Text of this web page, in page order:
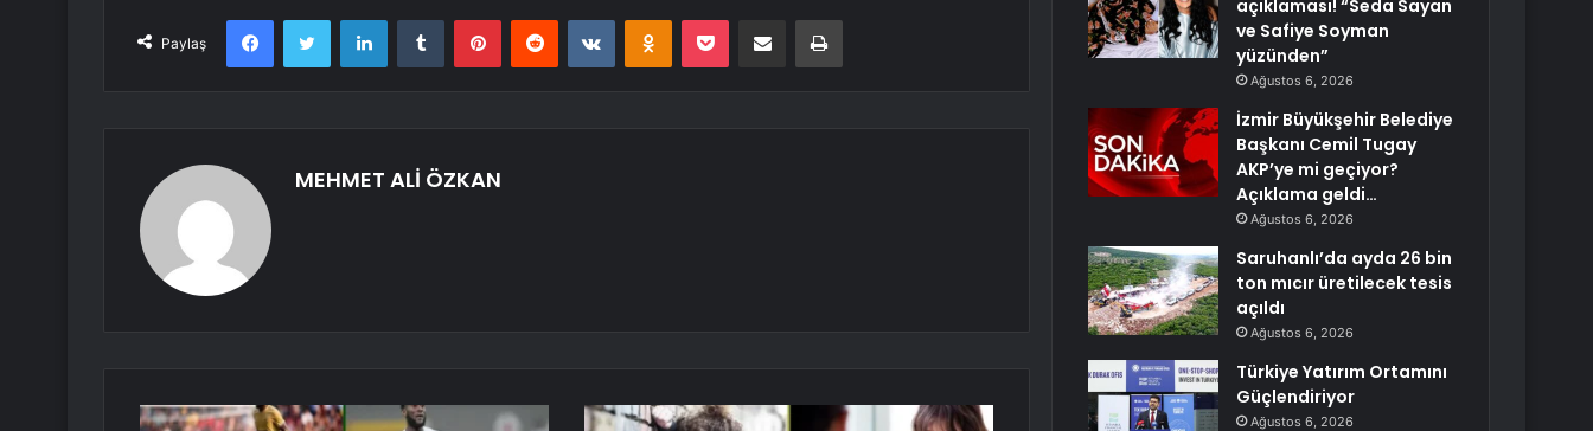
Paylaş
FacebookTwitter LinkedInTumblr PinterestReddit VKontakteOdnoklassniki
Pocket E-Posta ile paylaş Yazdır
MEHMET ALİ ÖZKAN
açıklaması! “Seda Sayan
ve Safiye Soyman
yüzünden”
Ağustos 6, 2026
İzmir Büyükşehir Belediye
Başkanı Cemil Tugay
AKP’ye mi geçiyor?
Açıklama geldi…
Ağustos 6, 2026
Saruhanlı’da ayda 26 bin
ton mıcır üretilecek tesis
açıldı
Ağustos 6, 2026
Türkiye Yatırım Ortamını
Güçlendiriyor
Ağustos 6, 2026